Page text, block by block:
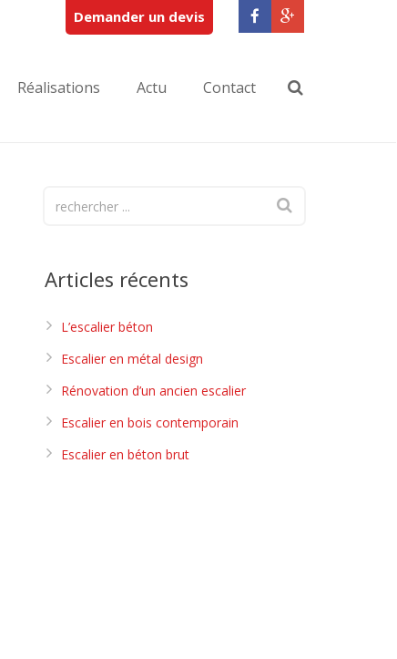
Demander un devis
Réalisations Actu Contact
Articles récents
L’escalier béton
Escalier en métal design
Rénovation d’un ancien escalier
Escalier en bois contemporain
Escalier en béton brut